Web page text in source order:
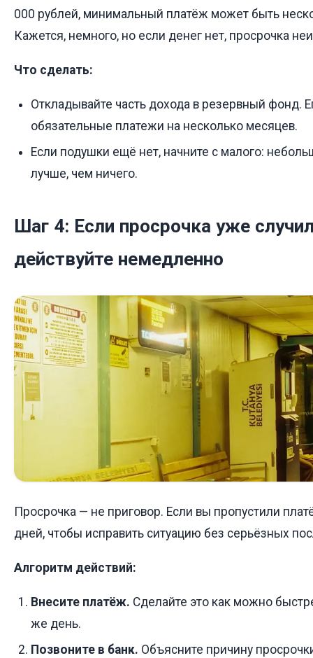
000 рублей, минимальный платёж может быть
Кажется, немного, но если денег нет, просрочка
Что сделать:
Откладывайте часть дохода в резервный фонд.
обязательные платежи на несколько месяцев.
Если подушки ещё нет, начните с малого:
лучше, чем ничего.
Шаг 4: Если просрочка уже
действуйте немедленно
Просрочка — не приговор. Если вы пропустили
дней, чтобы исправить ситуацию без серьёзных
Алгоритм действий:
Внесите платёж. Сделайте это как можно
же день.
Позвоните в банк. Объясните причину